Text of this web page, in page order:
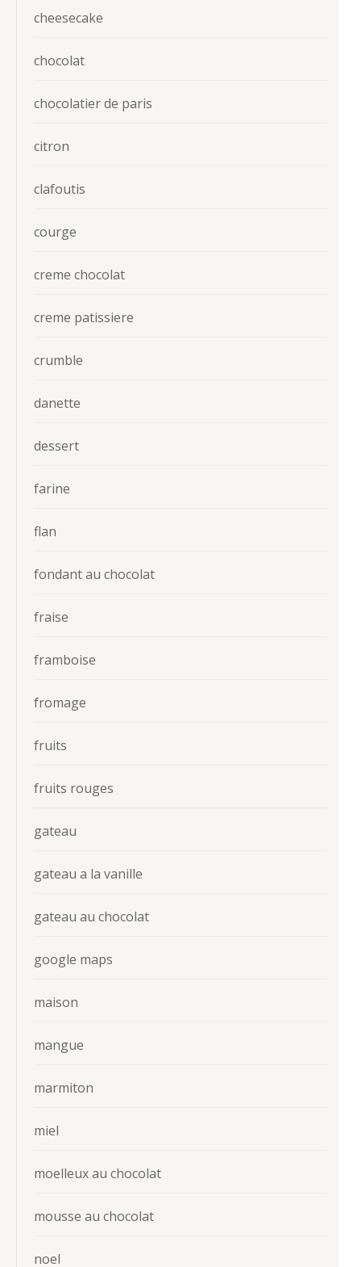
cheesecake
chocolat
chocolatier de paris
citron
clafoutis
courge
creme chocolat
creme patissiere
crumble
danette
dessert
farine
flan
fondant au chocolat
fraise
framboise
fromage
fruits
fruits rouges
gateau
gateau a la vanille
gateau au chocolat
google maps
maison
mangue
marmiton
miel
moelleux au chocolat
mousse au chocolat
noel